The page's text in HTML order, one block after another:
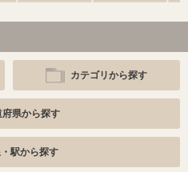
カテゴリから探す
府県から探す
駅から探す